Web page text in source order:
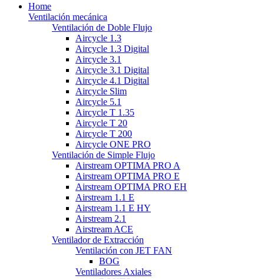
Home
Ventilación mecánica
Ventilación de Doble Flujo
Aircycle 1.3
Aircycle 1.3 Digital
Aircycle 3.1
Aircycle 3.1 Digital
Aircycle 4.1 Digital
Aircycle Slim
Aircycle 5.1
Aircycle T 1.35
Aircycle T 20
Aircycle T 200
Aircycle ONE PRO
Ventilación de Simple Flujo
Airstream OPTIMA PRO A
Airstream OPTIMA PRO E
Airstream OPTIMA PRO EH
Airstream 1.1 E
Airstream 1.1 E HY
Airstream 2.1
Airstream ACE
Ventilador de Extracción
Ventilación con JET FAN
BOG
Ventiladores Axiales